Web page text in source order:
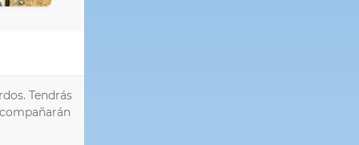
Tendrás